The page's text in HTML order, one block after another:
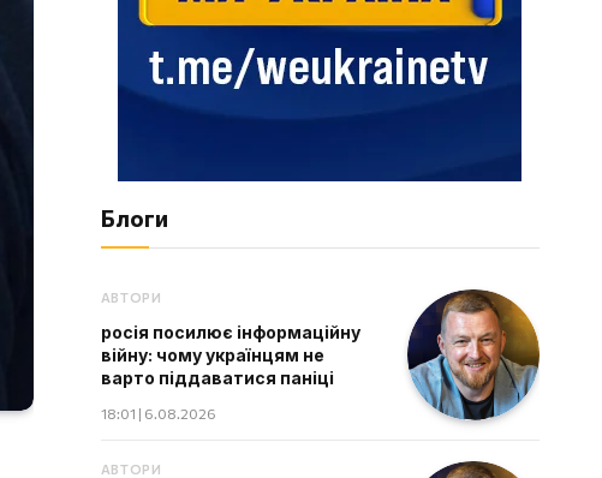
Блоги
АВТОРИ
росія посилює інформаційну
війну: чому українцям не
варто піддаватися паніці
18:01 | 6.08.2026
АВТОРИ